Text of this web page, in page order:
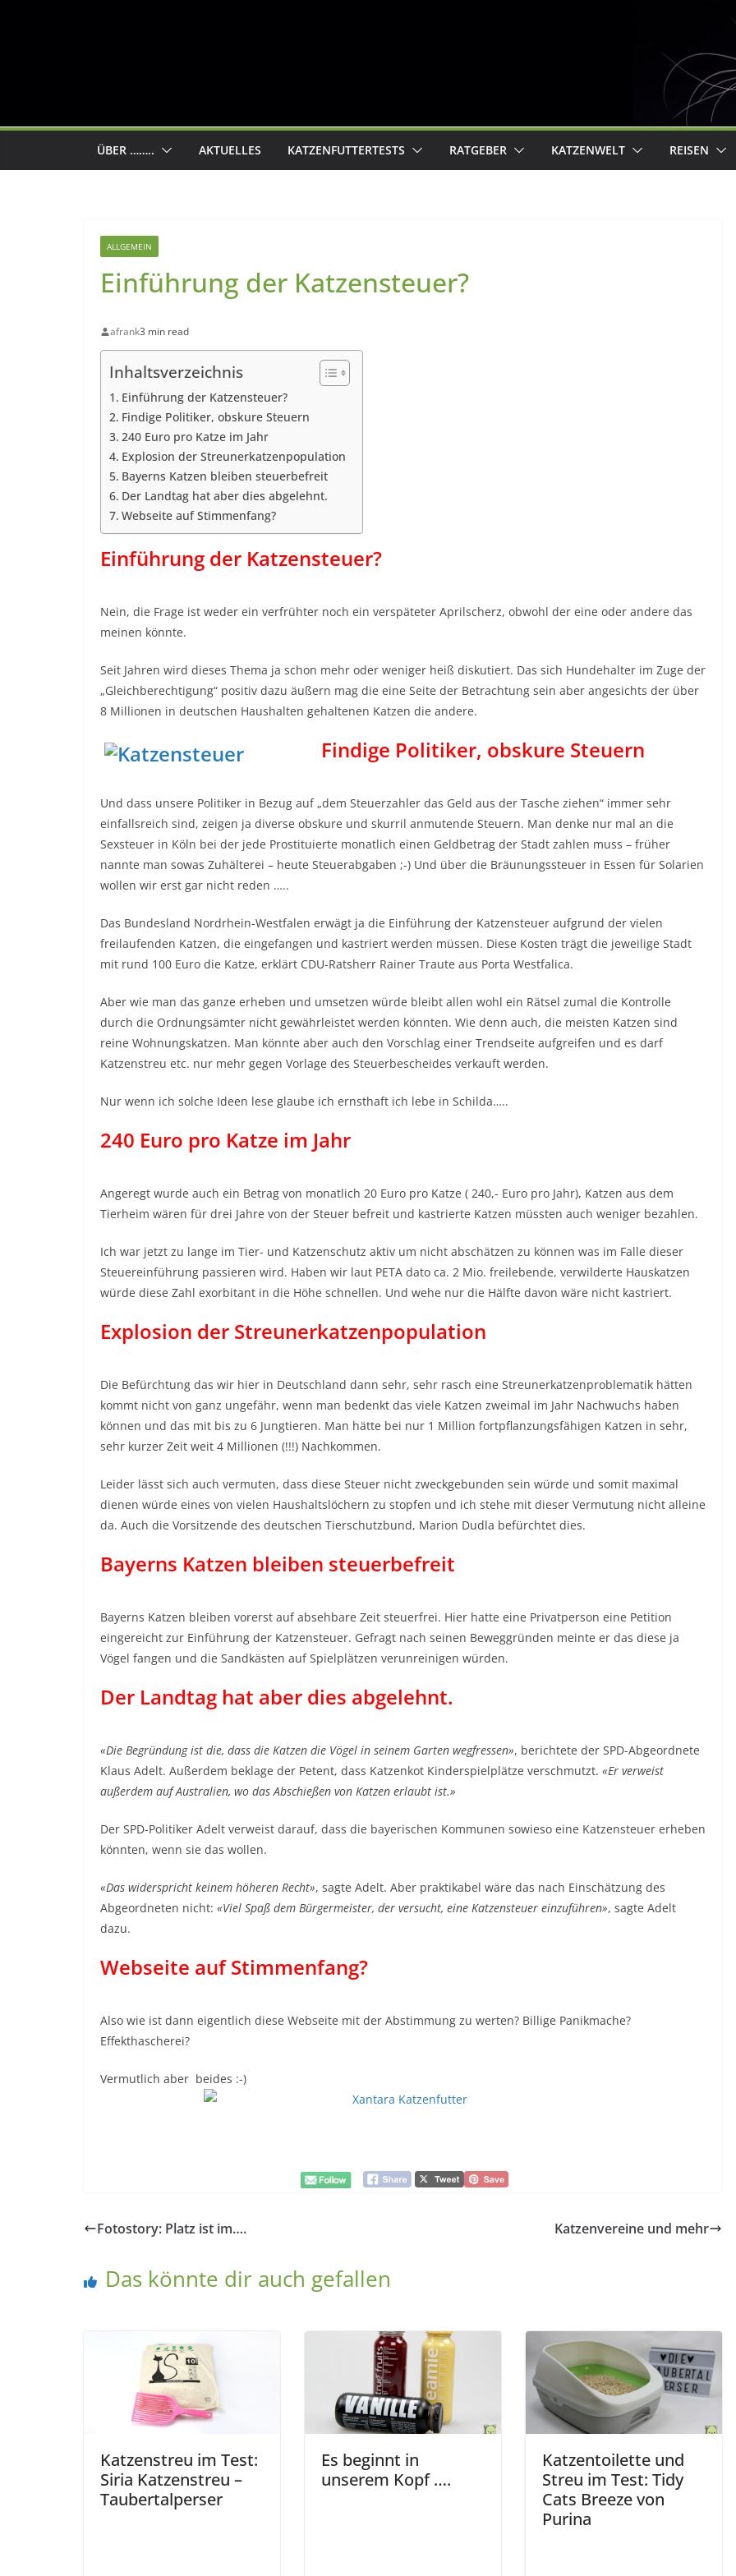
ÜBER …….. AKTUELLES KATZENFUTTERTESTS RATGEBER KATZENWELT REISEN
ALLGEMEIN
Einführung der Katzensteuer?
afrank3 min read
Inhaltsverzeichnis
Einführung der Katzensteuer?
Findige Politiker, obskure Steuern
240 Euro pro Katze im Jahr
Explosion der Streunerkatzenpopulation
Bayerns Katzen bleiben steuerbefreit
Der Landtag hat aber dies abgelehnt.
Webseite auf Stimmenfang?
Einführung der Katzensteuer?
Nein, die Frage ist weder ein verfrühter noch ein verspäteter Aprilscherz, obwohl der eine oder andere das
meinen könnte.
Seit Jahren wird dieses Thema ja schon mehr oder weniger heiß diskutiert. Das sich Hundehalter im Zuge der
„Gleichberechtigung“ positiv dazu äußern mag die eine Seite der Betrachtung sein aber angesichts der über
8 Millionen in deutschen Haushalten gehaltenen Katzen die andere.
Findige Politiker, obskure Steuern
Und dass unsere Politiker in Bezug auf „dem Steuerzahler das Geld aus der Tasche ziehen“ immer sehr
einfallsreich sind, zeigen ja diverse obskure und skurril anmutende Steuern. Man denke nur mal an die
Sexsteuer in Köln bei der jede Prostituierte monatlich einen Geldbetrag der Stadt zahlen muss – früher
nannte man sowas Zuhälterei – heute Steuerabgaben ;-) Und über die Bräunungssteuer in Essen für Solarien
wollen wir erst gar nicht reden …..
Das Bundesland Nordrhein-Westfalen erwägt ja die Einführung der Katzensteuer aufgrund der vielen
freilaufenden Katzen, die eingefangen und kastriert werden müssen. Diese Kosten trägt die jeweilige Stadt
mit rund 100 Euro die Katze, erklärt CDU-Ratsherr Rainer Traute aus Porta Westfalica.
Aber wie man das ganze erheben und umsetzen würde bleibt allen wohl ein Rätsel zumal die Kontrolle
durch die Ordnungsämter nicht gewährleistet werden könnten. Wie denn auch, die meisten Katzen sind
reine Wohnungskatzen. Man könnte aber auch den Vorschlag einer Trendseite aufgreifen und es darf
Katzenstreu etc. nur mehr gegen Vorlage des Steuerbescheides verkauft werden.
Nur wenn ich solche Ideen lese glaube ich ernsthaft ich lebe in Schilda…..
240 Euro pro Katze im Jahr
Angeregt wurde auch ein Betrag von monatlich 20 Euro pro Katze ( 240,- Euro pro Jahr), Katzen aus dem
Tierheim wären für drei Jahre von der Steuer befreit und kastrierte Katzen müssten auch weniger bezahlen.
Ich war jetzt zu lange im Tier- und Katzenschutz aktiv um nicht abschätzen zu können was im Falle dieser
Steuereinführung passieren wird. Haben wir laut PETA dato ca. 2 Mio. freilebende, verwilderte Hauskatzen
würde diese Zahl exorbitant in die Höhe schnellen. Und wehe nur die Hälfte davon wäre nicht kastriert.
Explosion der Streunerkatzenpopulation
Die Befürchtung das wir hier in Deutschland dann sehr, sehr rasch eine Streunerkatzenproblematik hätten
kommt nicht von ganz ungefähr, wenn man bedenkt das viele Katzen zweimal im Jahr Nachwuchs haben
können und das mit bis zu 6 Jungtieren. Man hätte bei nur 1 Million fortpflanzungsfähigen Katzen in sehr,
sehr kurzer Zeit weit 4 Millionen (!!!) Nachkommen.
Leider lässt sich auch vermuten, dass diese Steuer nicht zweckgebunden sein würde und somit maximal
dienen würde eines von vielen Haushaltslöchern zu stopfen und ich stehe mit dieser Vermutung nicht alleine
da. Auch die Vorsitzende des deutschen Tierschutzbund, Marion Dudla befürchtet dies.
Bayerns Katzen bleiben steuerbefreit
Bayerns Katzen bleiben vorerst auf absehbare Zeit steuerfrei. Hier hatte eine Privatperson eine Petition
eingereicht zur Einführung der Katzensteuer. Gefragt nach seinen Beweggründen meinte er das diese ja
Vögel fangen und die Sandkästen auf Spielplätzen verunreinigen würden.
Der Landtag hat aber dies abgelehnt.
«Die Begründung ist die, dass die Katzen die Vögel in seinem Garten wegfressen», berichtete der SPD-Abgeordnete
Klaus Adelt. Außerdem beklage der Petent, dass Katzenkot Kinderspielplätze verschmutzt. «Er verweist
außerdem auf Australien, wo das Abschießen von Katzen erlaubt ist.»
Der SPD-Politiker Adelt verweist darauf, dass die bayerischen Kommunen sowieso eine Katzensteuer erheben
könnten, wenn sie das wollen.
«Das widerspricht keinem höheren Recht», sagte Adelt. Aber praktikabel wäre das nach Einschätzung des
Abgeordneten nicht: «Viel Spaß dem Bürgermeister, der versucht, eine Katzensteuer einzuführen», sagte Adelt
dazu.
Webseite auf Stimmenfang?
Also wie ist dann eigentlich diese Webseite mit der Abstimmung zu werten? Billige Panikmache?
Effekthascherei?
Vermutlich aber beides :-)
Fotostory: Platz ist im…. Katzenvereine und mehr
Das könnte dir auch gefallen
Katzenstreu im Test:
Siria Katzenstreu –
Taubertalperser
Es beginnt in
unserem Kopf ….
Katzentoilette und
Streu im Test: Tidy
Cats Breeze von
Purina